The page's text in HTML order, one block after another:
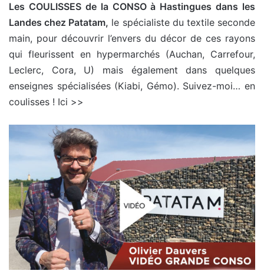
Les COULISSES de la CONSO à Hastingues dans les
Landes chez Patatam, le spécialiste du textile seconde
main, pour découvrir l’envers du décor de ces rayons
qui fleurissent en hypermarchés (Auchan, Carrefour,
Leclerc, Cora, U) mais également dans quelques
enseignes spécialisées (Kiabi, Gémo). Suivez-moi… en
coulisses ! Ici >>